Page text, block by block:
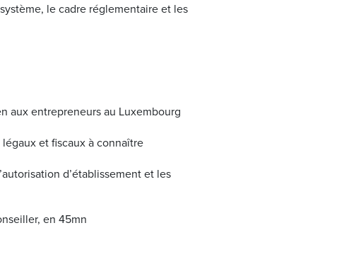
le cadre réglementaire et les
aux entrepreneurs au Luxembourg
et fiscaux à connaître
d’établissement et les
en 45mn